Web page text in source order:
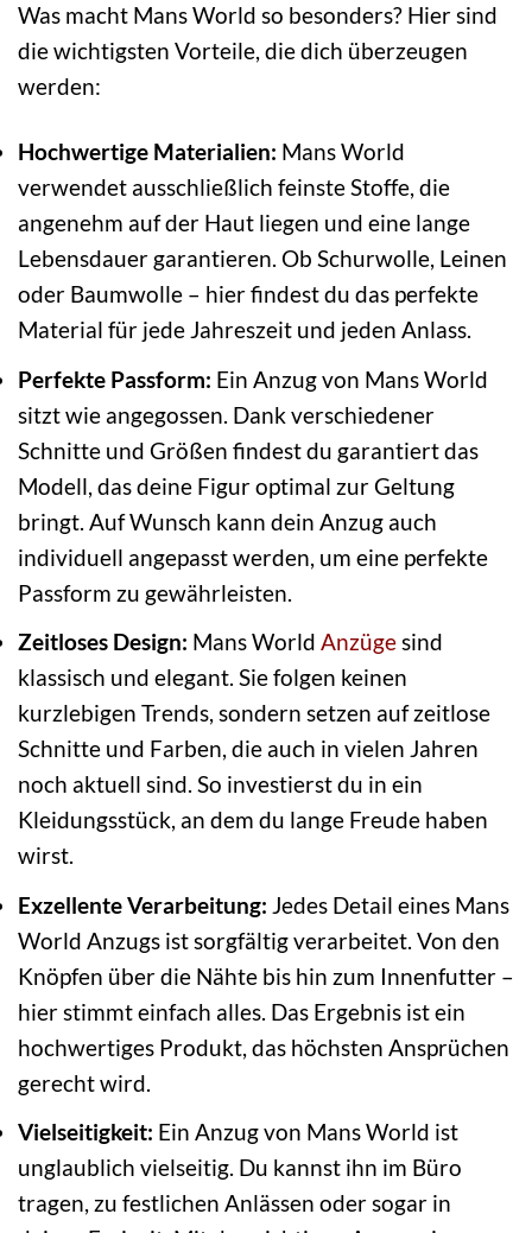
Was macht Mans World so besonders? Hier sind
die wichtigsten Vorteile, die dich überzeugen
werden:
Hochwertige Materialien: Mans World
verwendet ausschließlich feinste Stoffe, die
angenehm auf der Haut liegen und eine lange
Lebensdauer garantieren. Ob Schurwolle, Leinen
oder Baumwolle – hier findest du das perfekte
Material für jede Jahreszeit und jeden Anlass.
Perfekte Passform: Ein Anzug von Mans World
sitzt wie angegossen. Dank verschiedener
Schnitte und Größen findest du garantiert das
Modell, das deine Figur optimal zur Geltung
bringt. Auf Wunsch kann dein Anzug auch
individuell angepasst werden, um eine perfekte
Passform zu gewährleisten.
Zeitloses Design: Mans World Anzügesind
klassisch und elegant. Sie folgen keinen
kurzlebigen Trends, sondern setzen auf zeitlose
Schnitte und Farben, die auch in vielen Jahren
noch aktuell sind. So investierst du in ein
Kleidungsstück, an dem du lange Freude haben
wirst.
Exzellente Verarbeitung: Jedes Detail eines Mans
World Anzugs ist sorgfältig verarbeitet. Von den
Knöpfen über die Nähte bis hin zum Innenfutter –
hier stimmt einfach alles. Das Ergebnis ist ein
hochwertiges Produkt, das höchsten Ansprüchen
gerecht wird.
Vielseitigkeit: Ein Anzug von Mans World ist
unglaublich vielseitig. Du kannst ihn im Büro
tragen, zu festlichen Anlässen oder sogar in